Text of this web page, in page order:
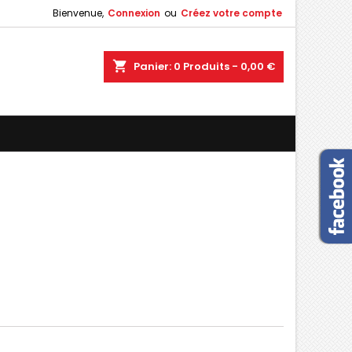
Bienvenue, Connexion ou Créez votre compte
shopping_cart Panier: 0 Produits - 0,00 €